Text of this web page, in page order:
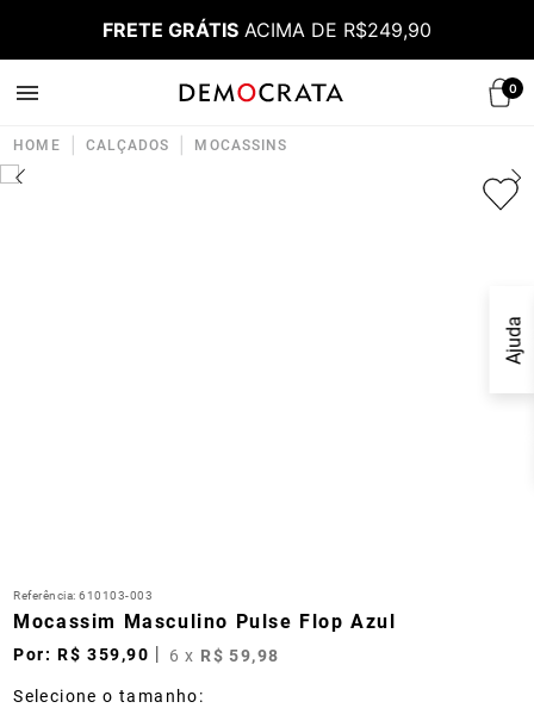
FRETE GRÁTIS ACIMA DE R$249,90
0
Ajuda
HOME CALÇADOS MOCASSINS
Referência:610103-003
Mocassim Masculino Pulse Flop Azul
R$ 359,90 6 x R$ 59,98